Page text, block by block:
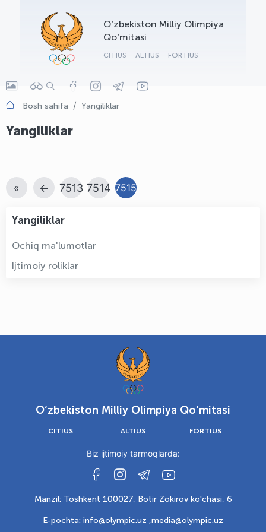
O‘zbekiston Milliy Olimpiya
Qo‘mitasi
CITIUS ALTIUS FORTIUS
Bosh sahifa Yangiliklar
Yangiliklar
« ← 7513 7514 7515
Yangiliklar
Ochiq ma'lumotlar
Ijtimoiy roliklar
O‘zbekiston Milliy Olimpiya Qo‘mitasi
CITIUS ALTIUS FORTIUS
Biz ijtimoiy tarmoqlarda:
Manzil: Toshkent 100027, Botir Zokirov ko'chasi, 6
E-pochta: info@olympic.uz ,media@olympic.uz
OLYMPCHIK AI - yordamchi
Onlayn · olympic.uz